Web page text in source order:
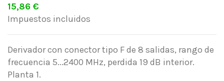
15,86 €
Impuestos incluidos
Derivador con conector tipo F de 8 salidas, rango de
frecuencia 5...2400 MHz, perdida 19 dB interior.
Planta 1.